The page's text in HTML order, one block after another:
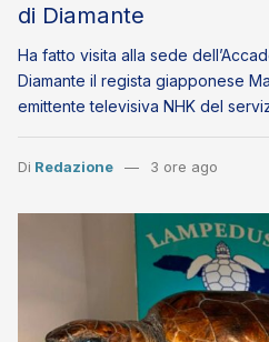
di Diamante
Ha fatto visita alla sede
Diamante il regista giapponese
emittente televisiva NHK del
Di Redazione 3 ore ago